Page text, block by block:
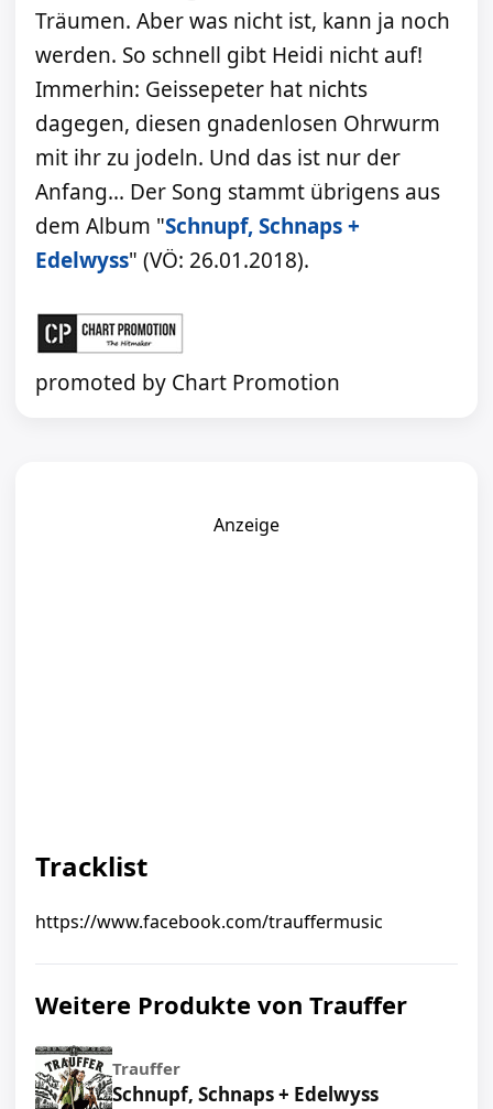
Träumen. Aber was nicht ist, kann ja noch
werden. So schnell gibt Heidi nicht auf!
Immerhin: Geissepeter hat nichts
dagegen, diesen gnadenlosen Ohrwurm
mit ihr zu jodeln. Und das ist nur der
Anfang... Der Song stammt übrigens aus
dem Album "Schnupf, Schnaps +
Edelwyss" (VÖ: 26.01.2018).
promoted by Chart Promotion
Anzeige
Tracklist
https://www.facebook.com/trauffermusic
Weitere Produkte von Trauffer
Trauffer
Schnupf, Schnaps + Edelwyss